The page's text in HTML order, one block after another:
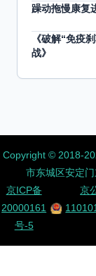
躁动拖慢康复
《破解“免疫
战》
Copyright ©️ 2018-
市东城区安定
京ICP备
20000161
号-5
京